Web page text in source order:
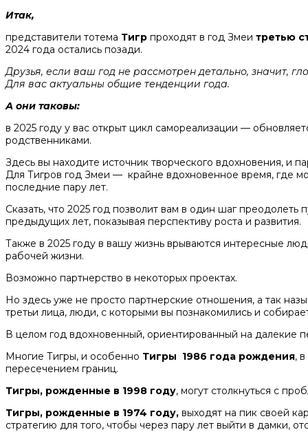
Итак,
представители тотема Тигр проходят в год Змеи третью
2024 года остались позади.
Друзья, если ваш год не рассмотрен детально, значит,
Для вас актуальны общие тенденции года.
А они таковы:
в 2025 году у вас открыт цикл самореализации —
родственниками.
Здесь вы находите источник творческого вдохновения, и
Для Тигров год Змеи — крайне вдохновенное время, где
последние пару лет.
Сказать, что 2025 год позволит вам в один шаг
предыдущих лет, показывая перспективу роста и развития.
Также в 2025 году в вашу жизнь врываются интересные
рабочей жизни.
Возможно партнерство в некоторых проектах.
Но здесь уже не просто партнерские отношения, а так
третьи лица, люди, с которыми вы познакомились и
В целом год вдохновенный, ориентированный на далекие
Многие Тигры, и особенно Тигры 1986 года рождения,
пересечением границ.
Тигры, рожденные в 1998 году, могут столкнуться с
Тигры, рожденные в 1974 году, выходят на пик своей
стратегию для того, чтобы через пару лет выйти в дамки,